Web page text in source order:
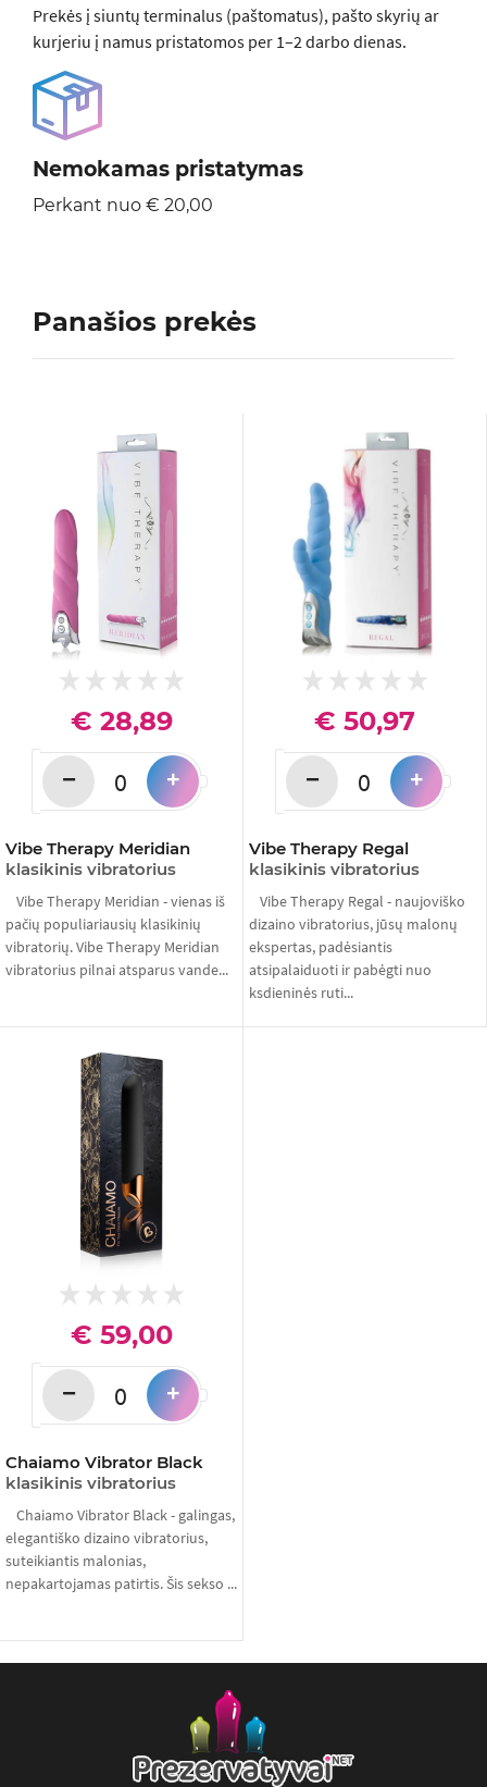
Prekės į siuntų terminalus (paštomatus), pašto skyrių ar
kurjeriu į namus pristatomos per 1–2 darbo dienas.
Nemokamas pristatymas
Perkant nuo € 20,00
Panašios prekės
Vibe Therapy Meridian
klasikinis vibratorius
€ 28,89
− +
Vibe Therapy Meridian - vienas iš
pačių populiariausių klasikinių
vibratorių. Vibe Therapy Meridian
vibratorius pilnai atsparus vande...
Vibe Therapy Regal
klasikinis vibratorius
€ 50,97
− +
Vibe Therapy Regal - naujoviško
dizaino vibratorius, jūsų malonų
ekspertas, padėsiantis
atsipalaiduoti ir pabėgti nuo
ksdieninės ruti...
Chaiamo Vibrator Black
klasikinis vibratorius
€ 59,00
− +
Chaiamo Vibrator Black - galingas,
elegantiško dizaino vibratorius,
suteikiantis malonias,
nepakartojamas patirtis. Šis sekso ...